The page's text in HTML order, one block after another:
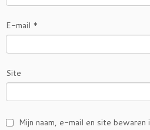
E-mail *
Site
Mijn naam, e-mail en site